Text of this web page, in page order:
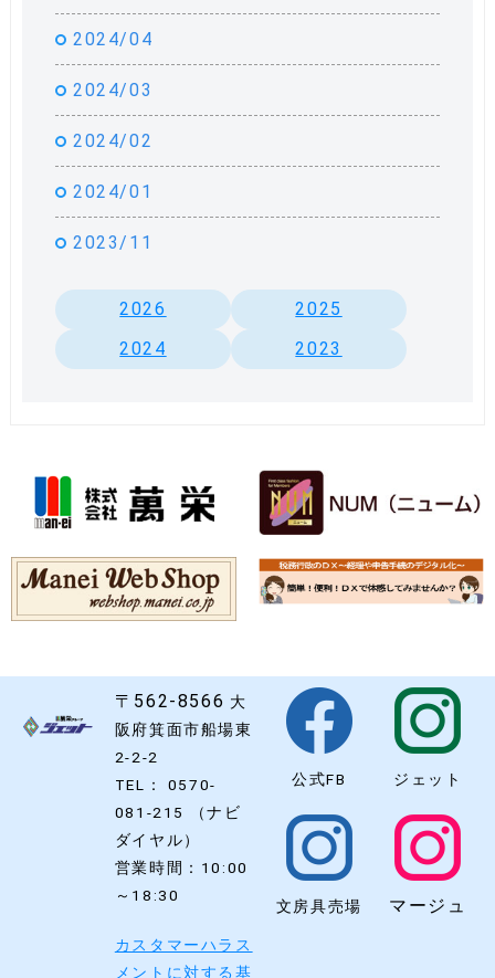
2024/04
2024/03
2024/02
2024/01
2023/11
2026
2025
2024
2023
〒562-8566 大
阪府箕面市船場東
2-2-2
TEL： 0570-
081-215 （ナビ
ダイヤル）
営業時間：10:00
～18:30
カスタマーハラス
メントに対する基
公式FB ジェット
文房具売場 マージュ